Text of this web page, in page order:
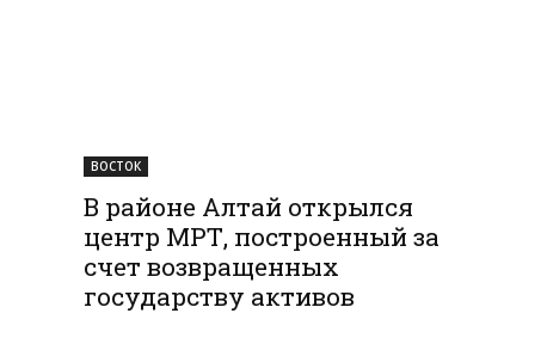
ВОСТОК
В районе Алтай открылся
центр МРТ, построенный за
счет возвращенных
государству активов